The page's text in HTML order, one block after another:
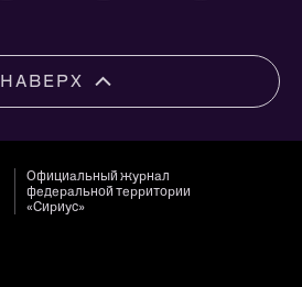
НАВЕРХ
Официальный журнал
федеральной территории
«Сириус»